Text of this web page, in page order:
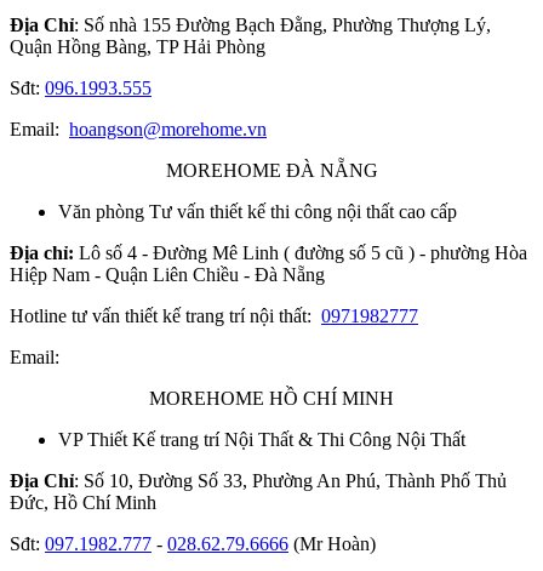
Địa Chỉ: Số nhà 155 Đường Bạch Đằng, Phường Thượng Lý,
Quận Hồng Bàng, TP Hải Phòng
Sđt: 096.1993.555
Email: hoangson@morehome.vn
MOREHOME ĐÀ NẴNG
Văn phòng Tư vấn thiết kế thi công nội thất cao cấp
Địa chỉ: Lô số 4 - Đường Mê Linh ( đường số 5 cũ ) - phường Hòa
Hiệp Nam - Quận Liên Chiều - Đà Nẵng
Hotline tư vấn thiết kế trang trí nội thất: 0971982777
Email:
MOREHOME HỒ CHÍ MINH
VP Thiết Kế trang trí Nội Thất & Thi Công Nội Thất
Địa Chỉ: Số 10, Đường Số 33, Phường An Phú, Thành Phố Thủ
Đức, Hồ Chí Minh
Sđt: 097.1982.777 - 028.62.79.6666 (Mr Hoàn)